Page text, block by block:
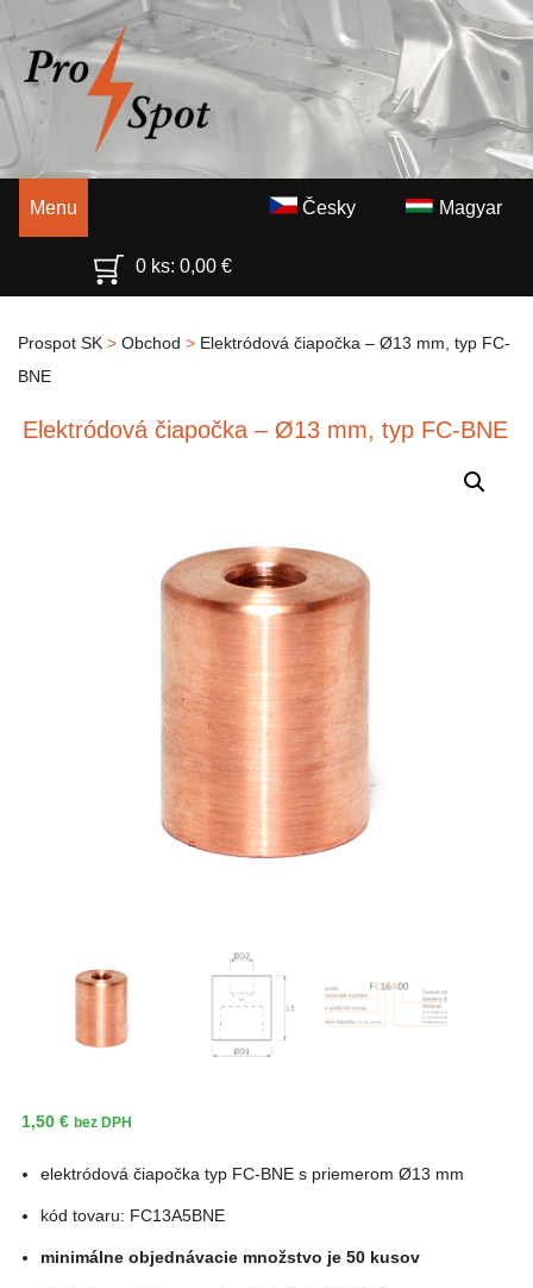
Menu Magyar
Česky
0 ks:0,00€
Prospot SK > Obchod > Elektródová čiapočka – Ø13 mm, typ FC-
BNE
Elektródová čiapočka – Ø13 mm, typ FC-BNE
1,50 € bez DPH
elektródová čiapočka typ FC-BNE s priemerom Ø13 mm
kód tovaru: FC13A5BNE
minimálne objednávacie množstvo je 50 kusov